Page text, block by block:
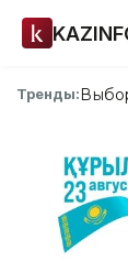
Тренды: